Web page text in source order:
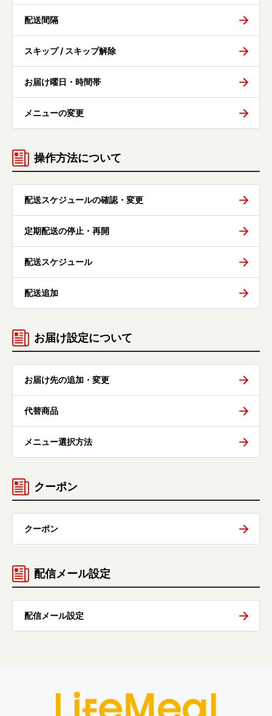
配送間隔
スキップ / スキップ解除
お届け曜日・時間帯
メニューの変更
操作方法について
配送スケジュールの確認・変更
定期配送の停止・再開
配送スケジュール
配送追加
お届け設定について
お届け先の追加・変更
代替商品
メニュー選択方法
クーポン
クーポン
配信メール設定
配信メール設定